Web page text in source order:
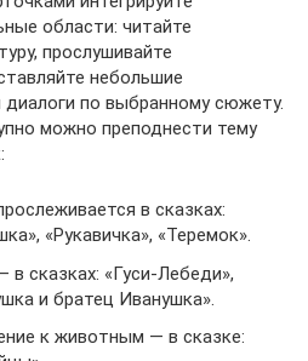
области: читайте
прослушивайте
небольшие
по выбранному сюжету.
можно преподнести тему
в сказках:
«Рукавичка», «Теремок».
сказках: «Гуси-Лебеди»,
и братец Иванушка».
к животным — в сказке: